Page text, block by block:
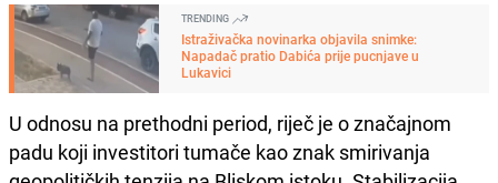
TRENDING
Istraživačka novinarka objavila snimke:
Napadač pratio Dabića prije pucnjave u
Lukavici
U odnosu na prethodni period, riječ je o značajnom
padu koji investitori tumače kao znak smirivanja